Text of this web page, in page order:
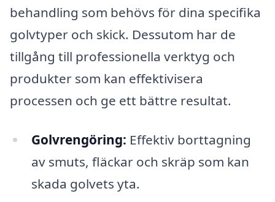
behandling som behövs för dina specifika
golvtyper och skick. Dessutom har de
tillgång till professionella verktyg och
produkter som kan effektivisera
processen och ge ett bättre resultat.
Golvrengöring: Effektiv borttagning
av smuts, fläckar och skräp som kan
skada golvets yta.